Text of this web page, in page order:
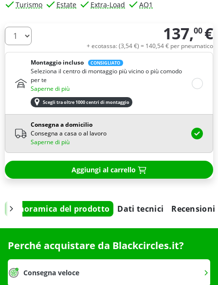
Turismo Estate Extra-Load AO1
Quantità 137,00 €
+ ecotassa: (3,54€) = 140,54€ per pneumatico
Montaggio incluso
CONSIGLIATO
Seleziona il centro di montaggio più vicino o più comodo
per te
Saperne di più
Scegli tra oltre 1000 centri di montaggio
Consegna a domicilio
Consegna a casa o al lavoro
Saperne di più
Aggiungi al carrello
Panoramica del prodotto Dati tecnici Recensioni
Perché acquistare da Blackcircles.it?
Consegna veloce